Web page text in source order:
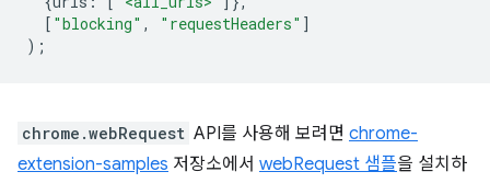
[ "blocking" , "requestHeaders" ]
);
chrome.webRequest API를 사용해 보려면 chrome-
extension-samples 저장소에서 webRequest 샘플을 설치하